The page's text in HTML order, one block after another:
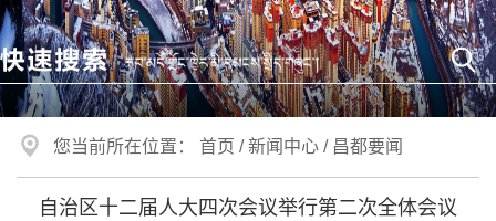
您当前所在位置： 首页 /新闻中心 / 昌都要闻
自治区十二届人大四次会议举行第二次全体会议